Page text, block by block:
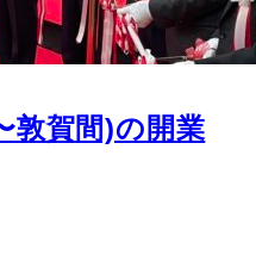
敦賀間)の開業